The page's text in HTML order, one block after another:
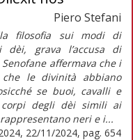
Piero Stefani
filosofia sui modi di
grava l’accusa di
affermava che i
le divinità abbiano
se buoi, cavalli e
degli dèi simili ai
neri e i...
22/11/2024, pag. 654